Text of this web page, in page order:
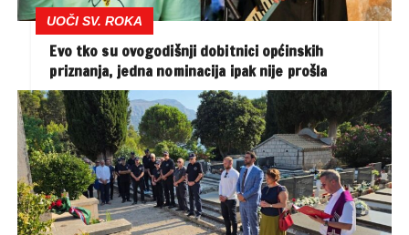
UOČI SV. ROKA
Evo tko su ovogodišnji dobitnici općinskih
priznanja, jedna nominacija ipak nije prošla